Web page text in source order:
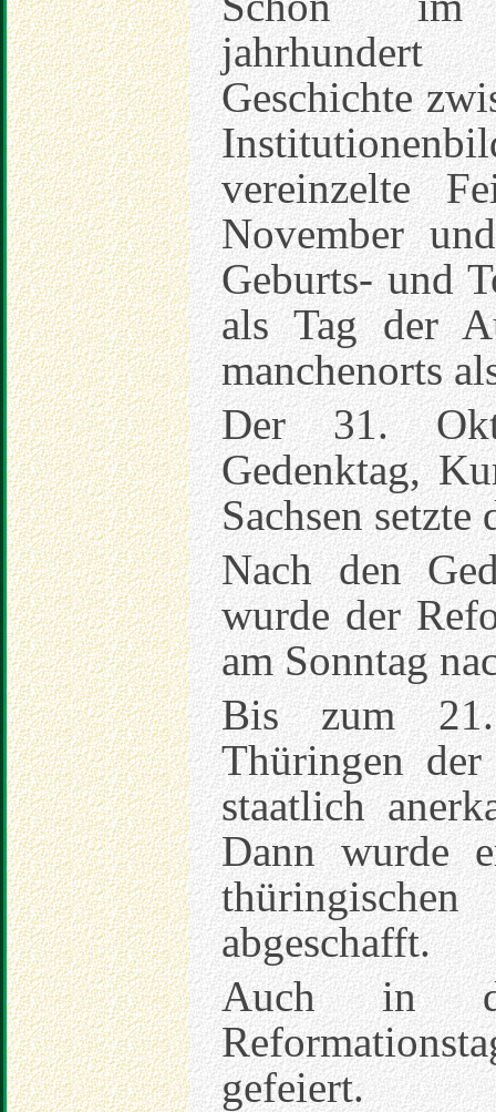
Geschichte
vereinzelte
November
Geburts- und
als Tag der
manchenorts
Der 31.
Gedenktag,
Sachsen setzte
Nach den
wurde der
am Sonntag
Bis zum
Thüringen
staatlich
Dann wurde
abgeschafft.
Auch in
gefeiert.